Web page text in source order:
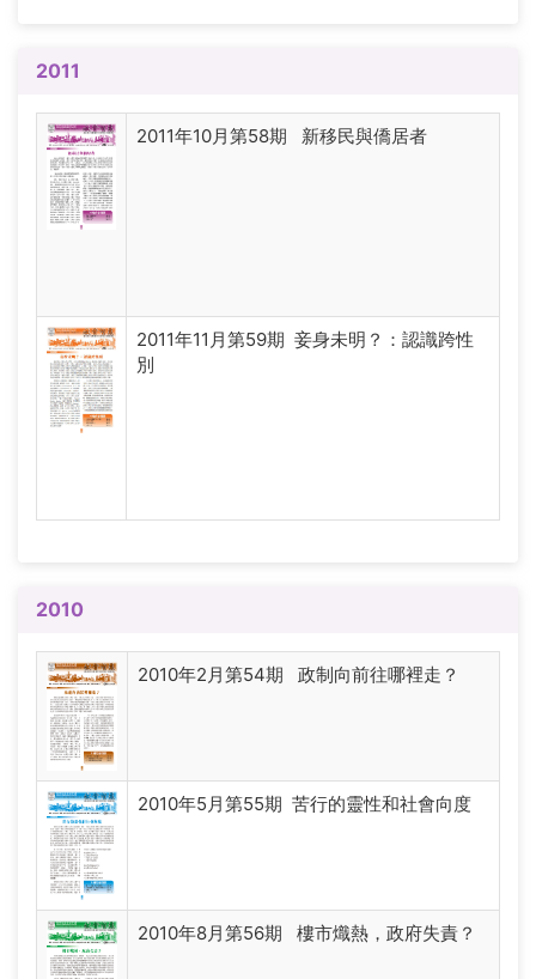
2011
2011年10月第58期 新移民與僑居者
2011年11月第59期 妾身未明？：認識跨性
別
2010
2010年2月第54期 政制向前往哪裡走？
2010年5月第55期 苦行的靈性和社會向度
2010年8月第56期 樓市熾熱，政府失責？